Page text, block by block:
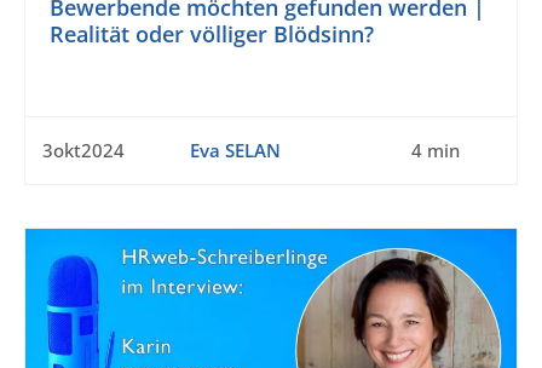
Bewerbende möchten gefunden werden |
Realität oder völliger Blödsinn?
3okt2024 Eva SELAN 4 min